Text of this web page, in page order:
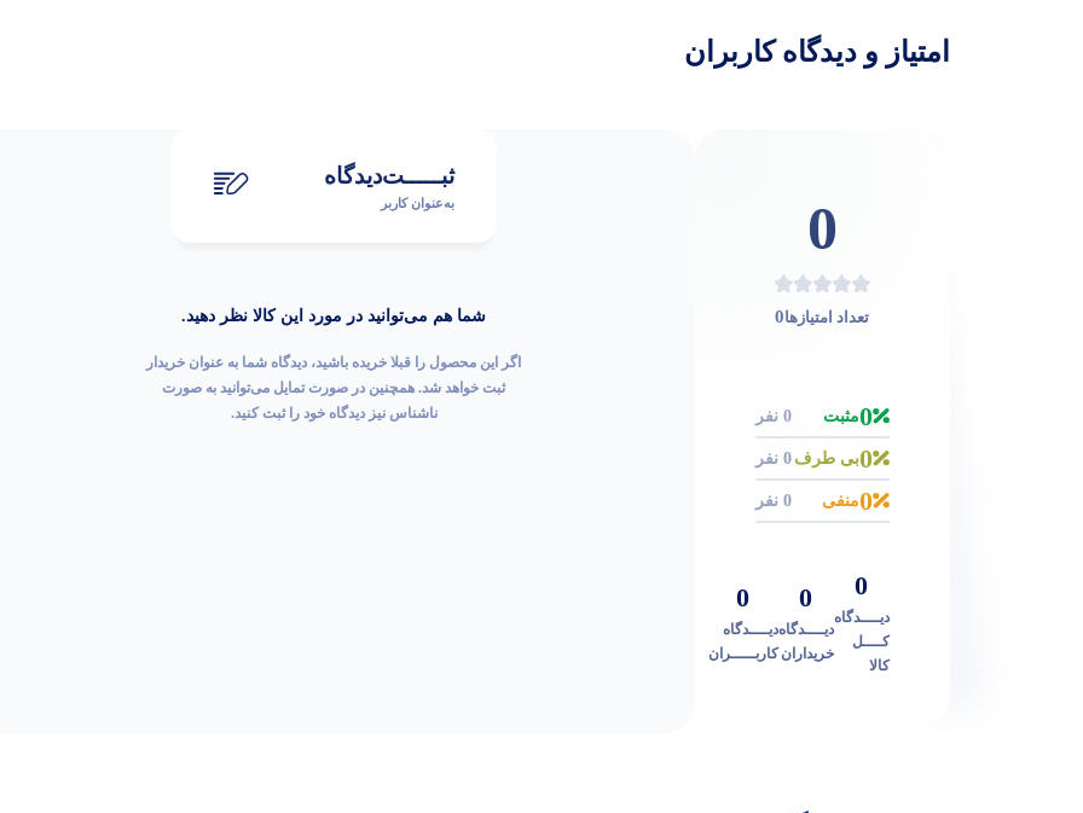
امتیاز و دیدگاه کاربران
0
تعداد امتیازها0
0مثبت 0 نفر
0بی طرف 0 نفر
0منفی 0 نفر
0
دیــــدگاه
کــــل
کالا
0
دیــــدگاه
خریداران
0
دیــــدگاه
کاربـــــران
ثبـــــت‌دیدگاه
به‌عنوان کاربر
شما هم می‌توانید در مورد این کالا نظر دهید.
اگر این محصول را قبلا خریده باشید، دیدگاه شما به عنوان خریدار
ثبت خواهد شد. همچنین در صورت تمایل می‌توانید به صورت
ناشناس نیز دیدگاه خود را ثبت کنید.